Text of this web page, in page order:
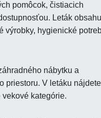
pomôcok, čistiacich
Leták
výrobky, hygienické
nábytku a
priestoru. V letáku nájdete
kategórie.